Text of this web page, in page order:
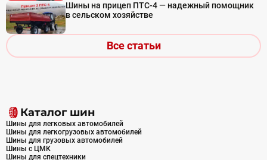
Шины на прицеп ПТС-4 — надежный помощник
в сельском хозяйстве
Все статьи
Каталог шин
Шины для легковых автомобилей
Шины для легкогрузовых автомобилей
Шины для грузовых автомобилей
Шины с ЦМК
Шины для спецтехники